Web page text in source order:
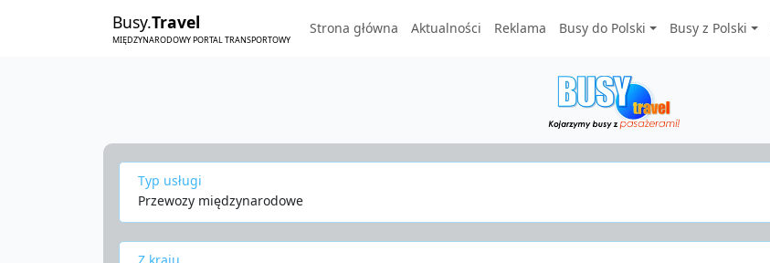
Busy.Travel
MIĘDZYNARODOWY PORTAL TRANSPORTOWY
Strona główna Aktualności Reklama Busy do Polski Busy z Polski
Typ usługi
Przewozy międzynarodowe